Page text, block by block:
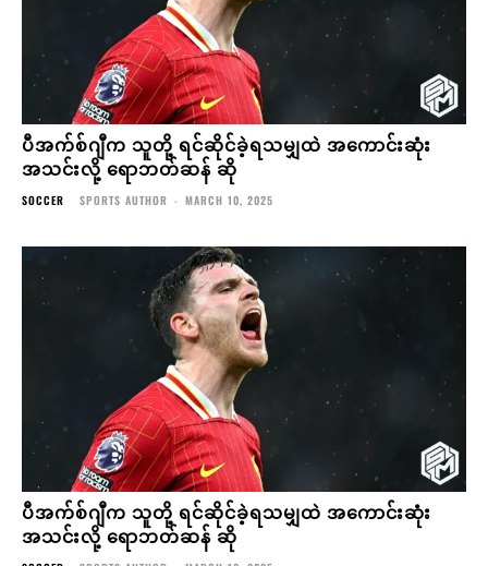
ပီအက်စ်ဂျီက သူတို့ ရင်ဆိုင်ခဲ့ရသမျှထဲ အကောင်းဆုံး
အသင်းလို့ ရောဘတ်ဆန် ဆို
SOCCER SPORTS AUTHOR - MARCH 10, 2025
ပီအက်စ်ဂျီက သူတို့ ရင်ဆိုင်ခဲ့ရသမျှထဲ အကောင်းဆုံး
အသင်းလို့ ရောဘတ်ဆန် ဆို